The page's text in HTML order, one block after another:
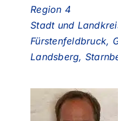
Region 4
Stadt und
Fürstenfeldbruck,
Landsberg,